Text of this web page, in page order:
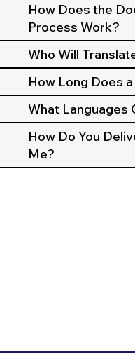
How Does the
Process Work?
Who Will
How Long Does
What Languages
How Do You
Me?